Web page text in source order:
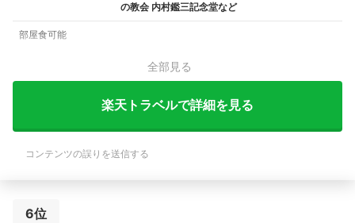
の教会 内村鑑三記念堂など
部屋食可能
全部見る
楽天トラベルで詳細を見る
コンテンツの誤りを送信する
6位